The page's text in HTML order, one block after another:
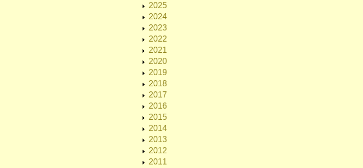
2025
2024
2023
2022
2021
2020
2019
2018
2017
2016
2015
2014
2013
2012
2011